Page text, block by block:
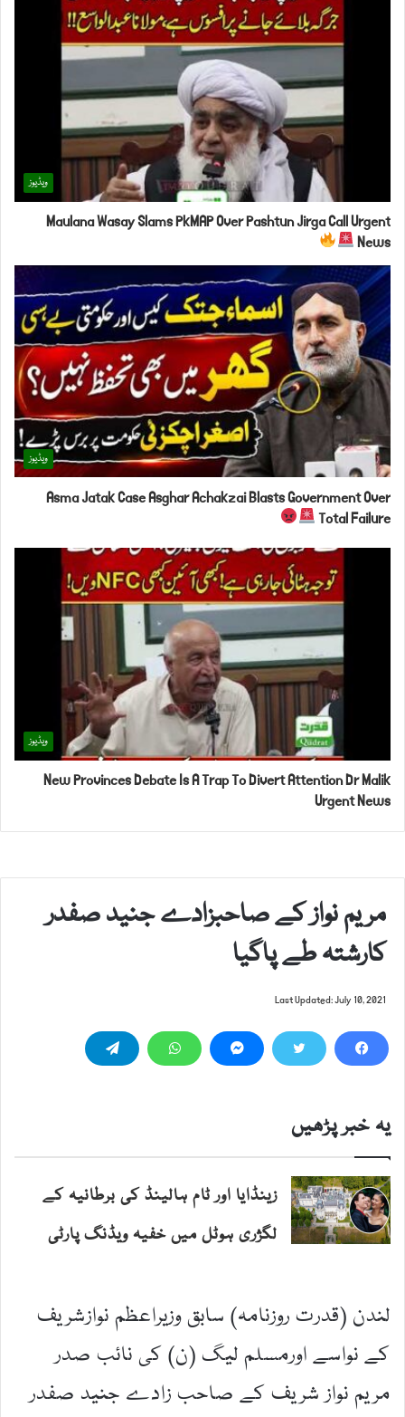
ویڈیوز
Maulana Wasay Slams PkMAP Over Pashtun Jirga Call Urgent
News
ویڈیوز
Asma Jatak Case Asghar Achakzai Blasts Government Over
Total Failure
ویڈیوز
New Provinces Debate Is A Trap To Divert Attention Dr Malik
Urgent News